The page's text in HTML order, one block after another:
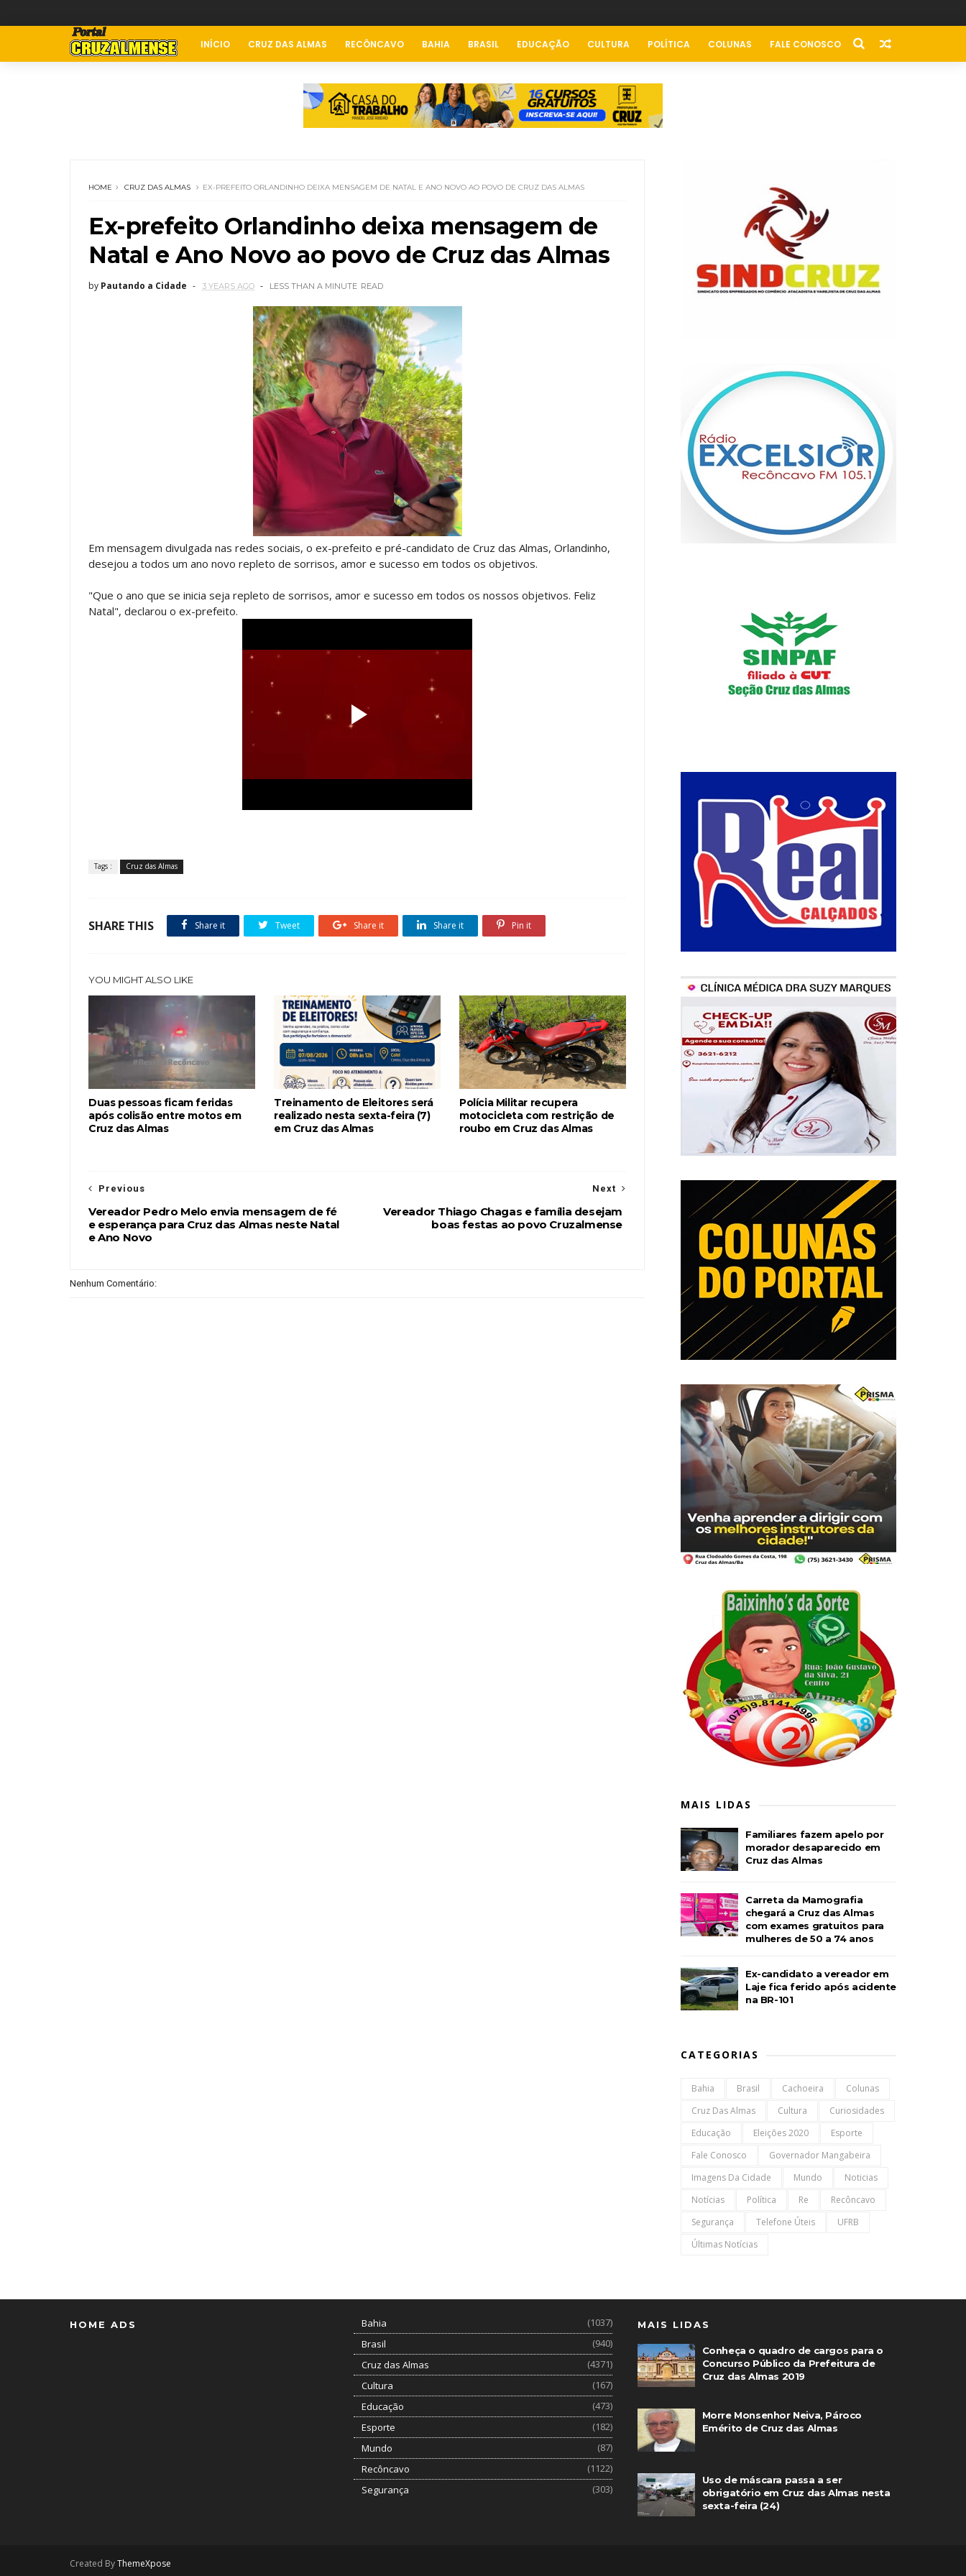
INÍCIO CRUZ DAS ALMAS RECÔNCAVO BAHIA BRASIL EDUCAÇÃO CULTURA POLÍTICA COLUNAS FALE CONOSCO
HOME CRUZ DAS ALMAS EX-PREFEITO ORLANDINHO DEIXA MENSAGEM DE NATAL E ANO NOVO AO POVO DE CRUZ DAS ALMAS
Ex-prefeito Orlandinho deixa mensagem de
Natal e Ano Novo ao povo de Cruz das Almas
by Pautando a Cidade 3 YEARS AGO LESS THAN A MINUTE READ
Em mensagem divulgada nas redes sociais, o ex-prefeito e pré-candidato de Cruz das Almas, Orlandinho,
desejou a todos um ano novo repleto de sorrisos, amor e sucesso em todos os objetivos.
"Que o ano que se inicia seja repleto de sorrisos, amor e sucesso em todos os nossos objetivos. Feliz
Natal", declarou o ex-prefeito.
Tags : Cruz das Almas
SHARE THIS Share it Tweet Share it Share it Pin it
YOU MIGHT ALSO LIKE
Duas pessoas ficam feridas
após colisão entre motos em
Cruz das Almas
Treinamento de Eleitores será
realizado nesta sexta-feira (7)
em Cruz das Almas
Polícia Militar recupera
motocicleta com restrição de
roubo em Cruz das Almas
Next
Vereador Thiago Chagas e família desejam
boas festas ao povo Cruzalmense
Previous
Vereador Pedro Melo envia mensagem de fé
e esperança para Cruz das Almas neste Natal
e Ano Novo
Nenhum Comentário:
MAIS LIDAS
Familiares fazem apelo por
morador desaparecido em
Cruz das Almas
Carreta da Mamografia
chegará a Cruz das Almas
com exames gratuitos para
mulheres de 50 a 74 anos
Ex-candidato a vereador em
Laje fica ferido após acidente
na BR-101
CATEGORIAS
Bahia Brasil Cachoeira
Colunas
Cruz Das Almas
Cultura
Curiosidades
Educação
Eleições 2020
Esporte
Fale Conosco
Governador Mangabeira
Imagens Da Cidade
Mundo
Noticias
Notícias
Política Re
Recôncavo
Segurança
Telefone Úteis
UFRB
Últimas Notícias
HOME ADS Bahia
(1037)
Brasil
(940)
Cruz das Almas
(4371)
Cultura
(167)
Educação
(473)
Esporte
(182)
Mundo
(87)
Recôncavo
(1122)
Segurança
(303)
MAIS LIDAS
Conheça o quadro de cargos para o
Concurso Público da Prefeitura de
Cruz das Almas 2019
Morre Monsenhor Neiva, Pároco
Emérito de Cruz das Almas
Uso de máscara passa a ser
obrigatório em Cruz das Almas nesta
sexta-feira (24)
Created ByThemeXpose